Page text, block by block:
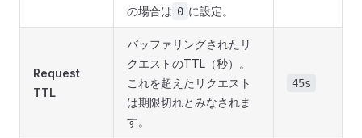
の場合は 0 に設定。
Request
TTL
バッファリングされたリ
クエストのTTL（秒）。
これを超えたリクエスト
は期限切れとみなされま
す。
45s